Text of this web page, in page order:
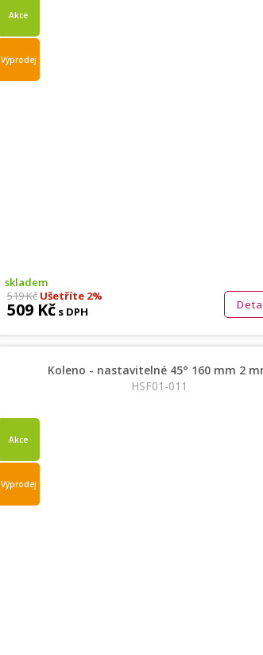
Akce
Výprodej
skladem
519 KčUšetříte 2%
509 Kčs DPH
Koleno - nastavitelné 45° 160 mm 2
HSF01-011
Akce
Výprodej